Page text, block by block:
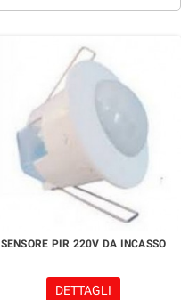
SENSORE PIR 220V DA INCASSO
DETTAGLI